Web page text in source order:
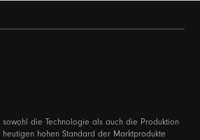
die Technologie als auch die Produktion
hohen Standard der Marktprodukte